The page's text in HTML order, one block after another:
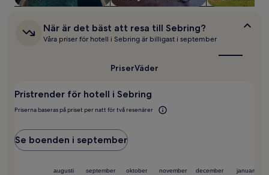
ändras.
kan
När
är
Sebring?
När är det bäst att resa till Sebring?
Våra priser för hotell i Sebring är billigast i september
PriserVäder
Pristrender för hotell i Sebring
Priserna baseras på priset per natt för två resenärer
Se boenden i september
augusti september oktober november december januari